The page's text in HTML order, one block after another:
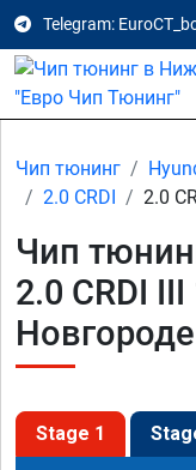
Telegram:
Чип тюнинг
2.0 CRDI
2.0
Чип
2.0 CRDI
Stage 1